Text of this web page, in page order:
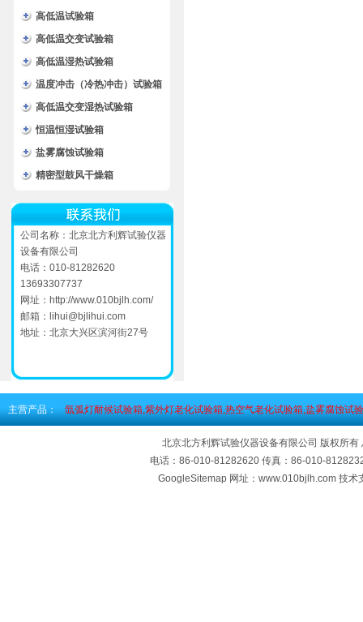
高低温试验箱
高低温交变试验箱
高低温湿热试验箱
温度冲击（冷热冲击）试验箱
高低温交变湿热试验箱
恒温恒湿试验箱
盐雾腐蚀试验箱
精密型鼓风干燥箱
公司名称：北京北方利辉试验仪器
设备有限公司
电话：010-81282620
13693307737
网址： http://www.010bjlh.com/
邮箱： lihui@bjlihui.com
地址：北京大兴区滨河街27号
主营产品： 氙弧灯耐候试验箱,紫外灯老化试验箱,热空气老化试验箱,盐雾腐蚀试
北京北方利辉试验仪器设备有限公司 版权所有
电话：86-010-81282620 传真：86-010-
GoogleSitemap 网址：www.010bjlh.com 技